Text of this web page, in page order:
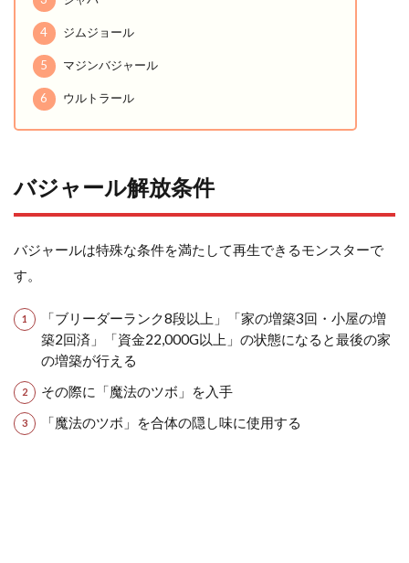
4 ジムジョール
5 マジンバジャール
6 ウルトラール
バジャール解放条件
バジャールは特殊な条件を満たして再生できるモンスターで
す。
「ブリーダーランク8段以上」「家の増築3回・小屋の増
築2回済」「資金22,000G以上」の状態になると最後の家
の増築が行える
その際に「魔法のツボ」を入手
「魔法のツボ」を合体の隠し味に使用する